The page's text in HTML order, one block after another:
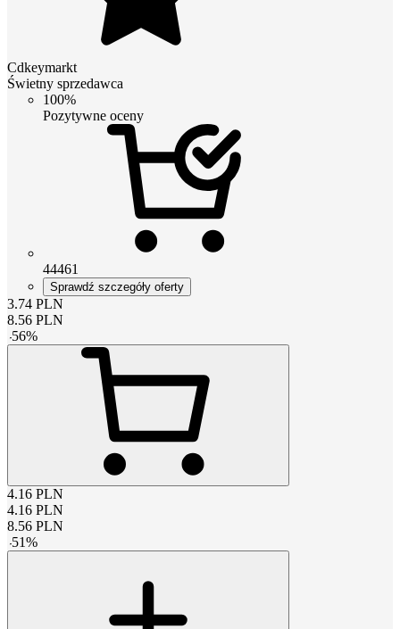
Cdkeymarkt
Świetny sprzedawca
100%
Pozytywne oceny
44461
Sprawdź szczegóły oferty
3.74 PLN
8.56 PLN
-56%
4.16 PLN
4.16 PLN
8.56 PLN
-51%